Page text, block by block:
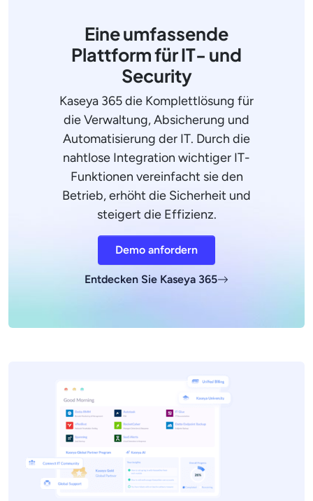
Eine umfassende
Plattform für IT- und
Security
Kaseya 365 die Komplettlösung für
die Verwaltung, Absicherung und
Automatisierung der IT. Durch die
nahtlose Integration wichtiger IT-
Funktionen vereinfacht sie den
Betrieb, erhöht die Sicherheit und
steigert die Effizienz.
Demo anfordern
Entdecken Sie Kaseya 365